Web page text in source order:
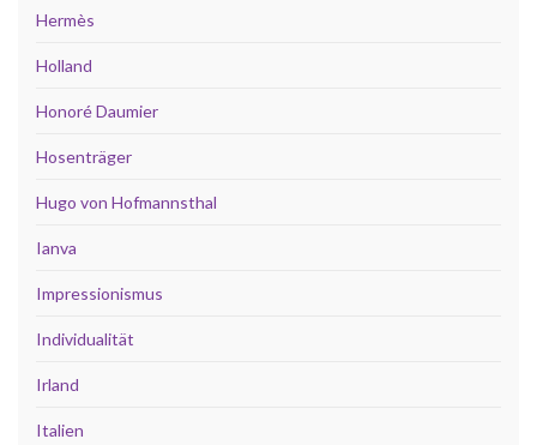
Hermès
Holland
Honoré Daumier
Hosenträger
Hugo von Hofmannsthal
Ianva
Impressionismus
Individualität
Irland
Italien